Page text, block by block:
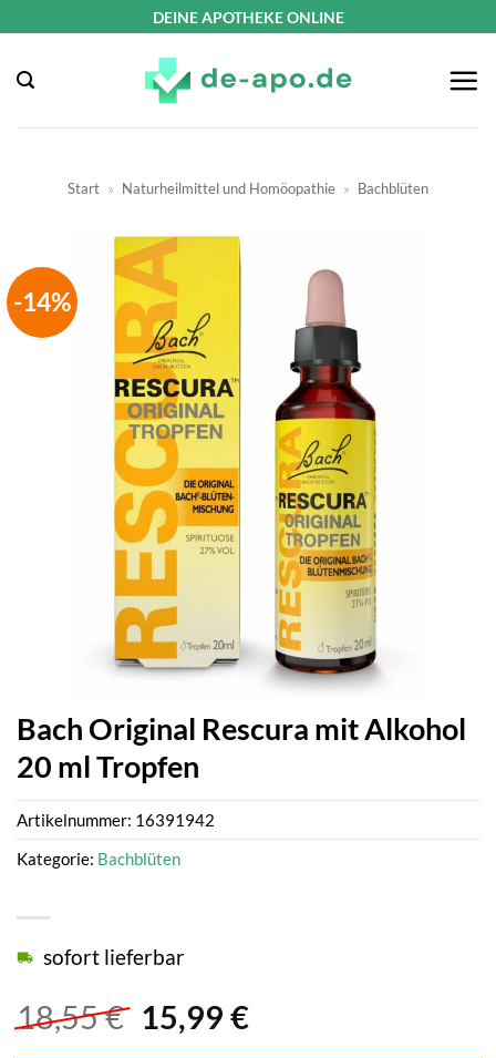
springen
DEINE APOTHEKE ONLINE
Start » Naturheilmittel und Homöopathie » Bachblüten
-14%
Bach Original Rescura mit Alkohol
20 ml Tropfen
18,55€ Ursprünglicher
15,99 €Aktueller
sofort lieferbar
Artikelnummer: 16391942
Kategorie: Bachblüten